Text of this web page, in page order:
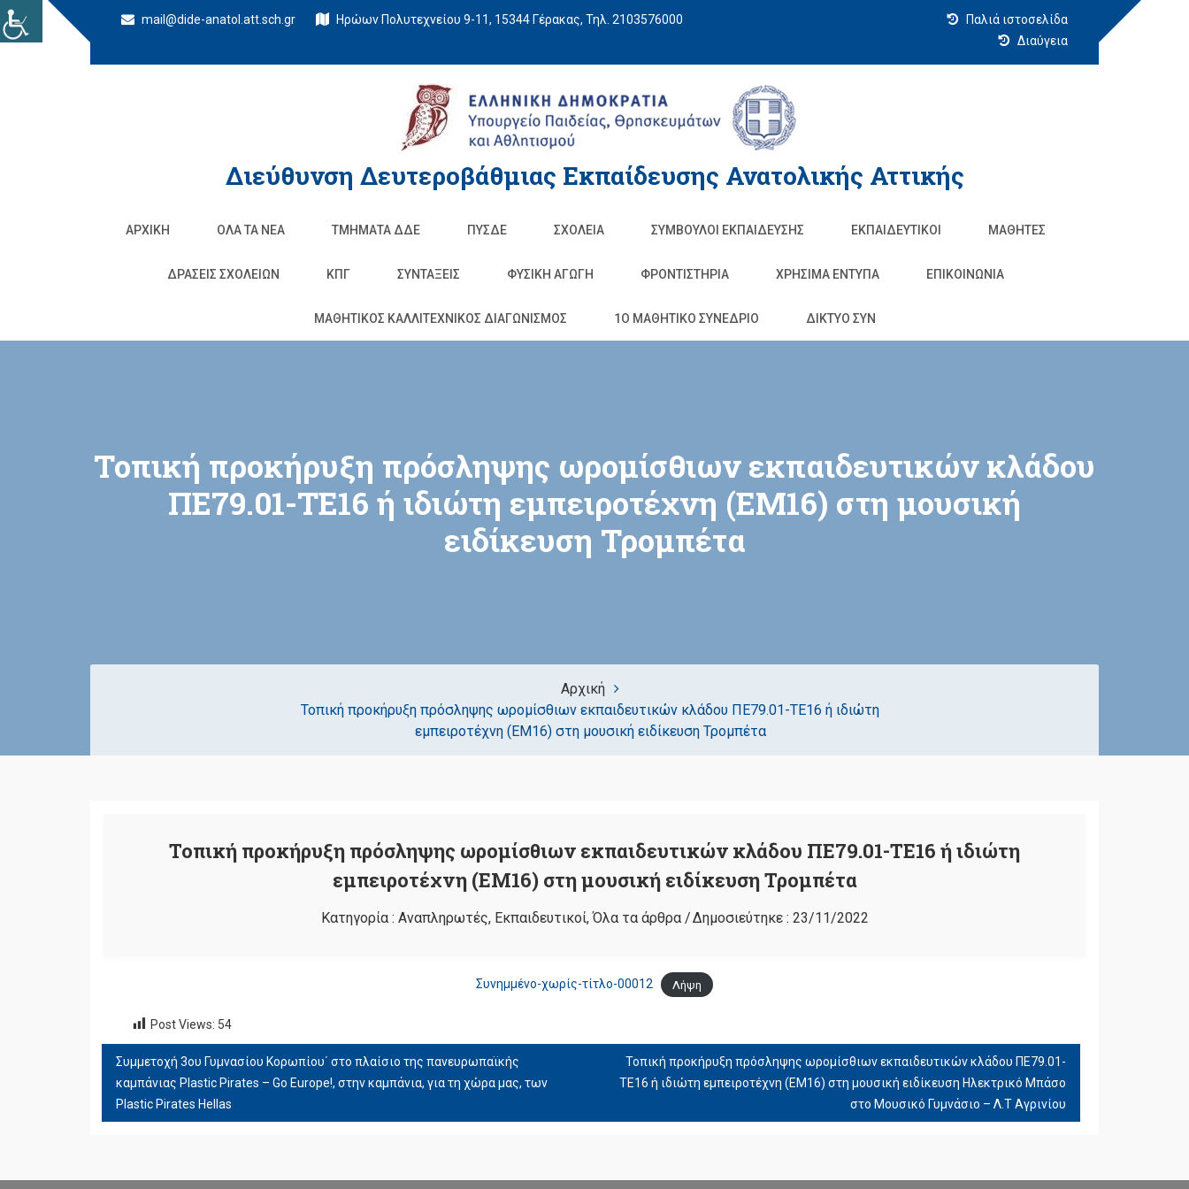
mail@dide-anatol.att.sch.gr Ηρώων Πολυτεχνείου 9-11, 15344 Γέρακας, Τηλ. 2103576000
Παλιά ιστοσελίδα
Διαύγεια
Διεύθυνση Δευτεροβάθμιας Εκπαίδευσης Ανατολικής Αττικής
ΑΡΧΙΚΉ ΌΛΑ ΤΑ ΝΈΑ ΤΜΉΜΑΤΑ ΔΔΕ ΠΥΣΔΕ ΣΧΟΛΕΊΑ ΣΥΜΒΟΥΛΟΙ ΕΚΠΑΙΔΕΥΣΗΣ ΕΚΠΑΙΔΕΥΤΙΚΟΊ ΜΑΘΗΤΈΣ
ΔΡΆΣΕΙΣ ΣΧΟΛΕΊΩΝ ΚΠΓ ΣΥΝΤΑΞΕΙΣ ΦΥΣΙΚΉ ΑΓΩΓΉ ΦΡΟΝΤΙΣΤΉΡΙΑ ΧΡΗΣΙΜΑ ΕΝΤΥΠΑ ΕΠΙΚΟΙΝΩΝΊΑ
ΜΑΘΗΤΙΚΟΣ ΚΑΛΛΙΤΕΧΝΙΚΟΣ ΔΙΑΓΩΝΙΣΜΟΣ 1O ΜΑΘΗΤΙΚΟ ΣΥΝΕΔΡΙΟ ΔΙΚΤΥΟ ΣΥΝ
Τοπική προκήρυξη πρόσληψης ωρομίσθιων εκπαιδευτικών κλάδου
ΠΕ79.01-ΤΕ16 ή ιδιώτη εμπειροτέχνη (ΕΜ16) στη μουσική
ειδίκευση Τρομπέτα
Αρχική
Τοπική προκήρυξη πρόσληψης ωρομίσθιων εκπαιδευτικών κλάδου ΠΕ79.01-ΤΕ16 ή ιδιώτη
εμπειροτέχνη (ΕΜ16) στη μουσική ειδίκευση Τρομπέτα
Τοπική προκήρυξη πρόσληψης ωρομίσθιων εκπαιδευτικών κλάδου ΠΕ79.01-ΤΕ16 ή ιδιώτη
εμπειροτέχνη (ΕΜ16) στη μουσική ειδίκευση Τρομπέτα
Κατηγορία : Αναπληρωτές, Εκπαιδευτικοί,Όλα τα άρθρα/Δημοσιεύτηκε : 23/11/2022
Συνημμένο-χωρίς-τίτλο-00012 Λήψη
Post Views: 54
ΠΛΟΉΓΗΣΗ
ΆΡΘΡΩΝ
Συμμετοχή 3ου Γυμνασίου Κορωπίου΄ στο πλαίσιο της πανευρωπαϊκής
καμπάνιας Plastic Pirates – Go Europe!, στην καμπάνια, για τη χώρα μας, των
Plastic Pirates Hellas
Τοπική προκήρυξη πρόσληψης ωρομίσθιων εκπαιδευτικών κλάδου ΠΕ79.01-
ΤΕ16 ή ιδιώτη εμπειροτέχνη (ΕΜ16) στη μουσική ειδίκευση Ηλεκτρικό Μπάσο
στο Μουσικό Γυμνάσιο – Λ.Τ Αγρινίου